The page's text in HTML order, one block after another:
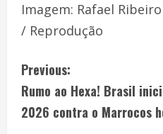
Imagem: Rafael
/ Reprodução
Previous:
Rumo ao Hexa! Brasil
2026 contra o Marrocos